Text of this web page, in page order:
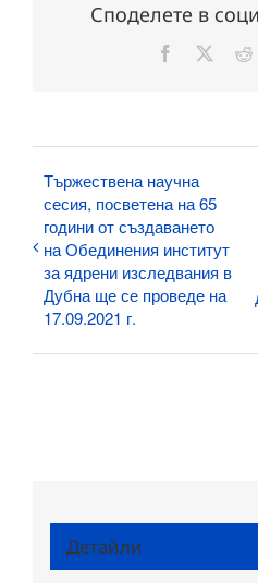
Споделете в
Facebook
Тържествена научна
сесия, посветена на 65
години от създаването
на Обединения институт
за ядрени изследвания в
Дубна ще се проведе на
17.09.2021 г.
Детайли